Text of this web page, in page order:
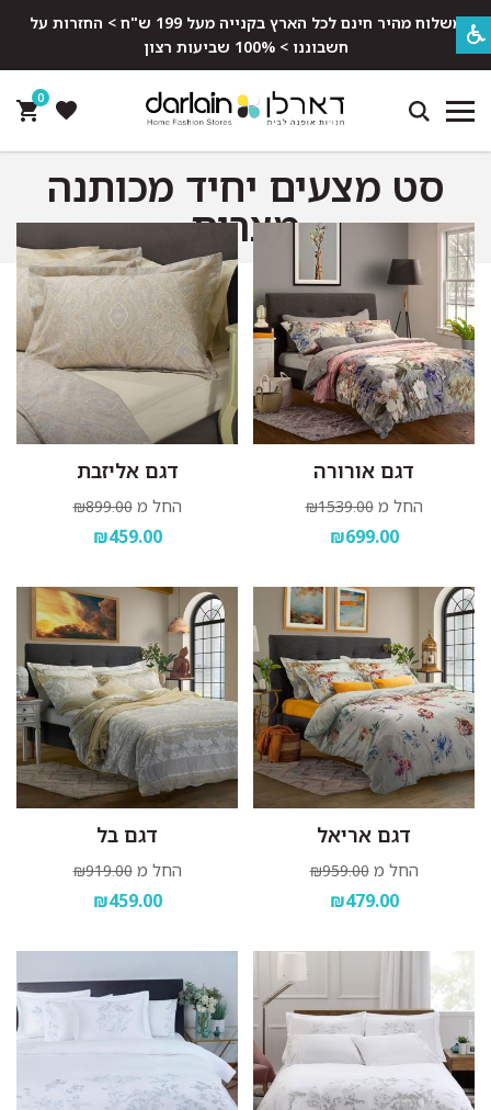
משלוח מהיר חינם לכל הארץ בקנייה מעל 199 ש"ח > החזרות על
חשבוננו > 100% שביעות רצון
0
סט מצעים יחיד מכותנה
מצרית
דגם אורורה
החל מ ₪1539.00
₪699.00
דגם אליזבת
החל מ ₪899.00
₪459.00
דגם אריאל
החל מ ₪959.00
₪479.00
דגם בל
החל מ ₪919.00
₪459.00